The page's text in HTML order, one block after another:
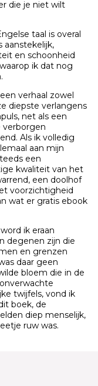
die je niet wilt
taal is overal
aanstekelijk,
en schoonheid
ik dat nog
verhaal zowel
diepste verlangens
net als een
verborgen
Als ik volledig
aan mijn
een
kwaliteit van het
een doolhof
voorzichtigheid
wat er gratis ebook
ik eraan
degenen zijn die
en grenzen
daar geen
bloem die in de
twijfels, vond ik
boek, de
diep menselijk,
ruw was.